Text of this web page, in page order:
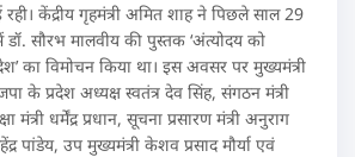
रही। केंद्रीय गृहमंत्री अमित शाह ने पिछले साल 29
सौरभ मालवीय की पुस्तक ‘अंत्योदय को
का विमोचन किया था। इस अवसर पर मुख्यमंत्री
के प्रदेश अध्यक्ष स्वतंत्र देव सिंह, संगठन मंत्री
धर्मेंद्र प्रधान, सूचना प्रसारण मंत्री अनुराग
पांडेय, उप मुख्यमंत्री केशव प्रसाद मौर्या एवं